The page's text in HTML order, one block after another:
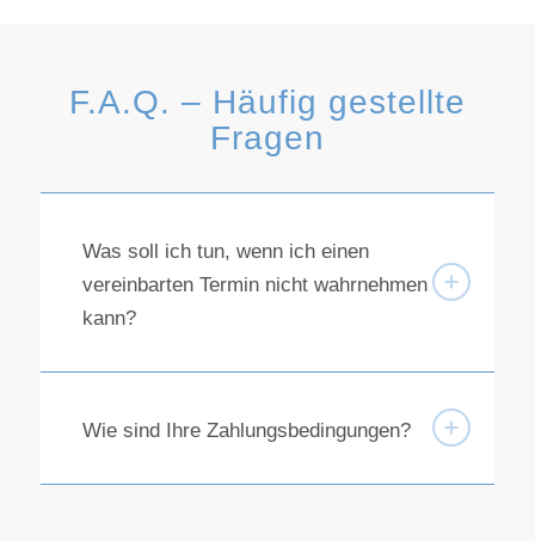
F.A.Q. – Häufig gestellte
Fragen
Was soll ich tun, wenn ich einen
vereinbarten Termin nicht wahrnehmen
kann?
Wie sind Ihre Zahlungsbedingungen?